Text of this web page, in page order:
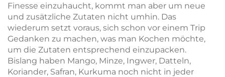
Finesse einzuhaucht, kommt man aber um neue
und zusätzliche Zutaten nicht umhin. Das
wiederum setzt voraus, sich schon vor einem Trip
Gedanken zu machen, was man Kochen möchte,
um die Zutaten entsprechend einzupacken.
Bislang haben Mango, Minze, Ingwer, Datteln,
Koriander, Safran, Kurkuma noch nicht in jeder